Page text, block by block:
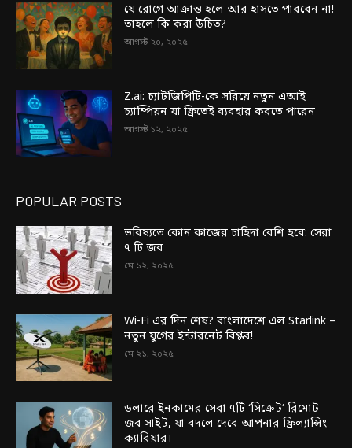
যে রোগে আক্রান্ত হলে আর হাসতে পারবেন না!
তাহলে কি করা উচিত?
আগস্ট ২০, ২০২৫
Z.ai: চ্যাটজিপিটি-কে সরিয়ে নতুন এআই
চ্যাম্পিয়ন যা ফ্রিতেই ব্যবহার করতে পারেন
আগস্ট ১২, ২০২৫
POPULAR POSTS
ভবিষ্যতে কোন কাজের চাহিদা বেশি হবে: সেরা
৭ টি জব
মে ১২, ২০২৫
Wi-Fi এর দিন শেষ? বাংলাদেশে এল Starlink –
নতুন যুগের ইন্টারনেট বিপ্লব!
মে ২১, ২০২৫
ডলারে ইনকামের সেরা ৭টি ‘সিক্রেট’ রিমোট
জব সাইট, যা বদলে দেবে আপনার ফ্রিল্যান্সিং
ক্যারিয়ার।